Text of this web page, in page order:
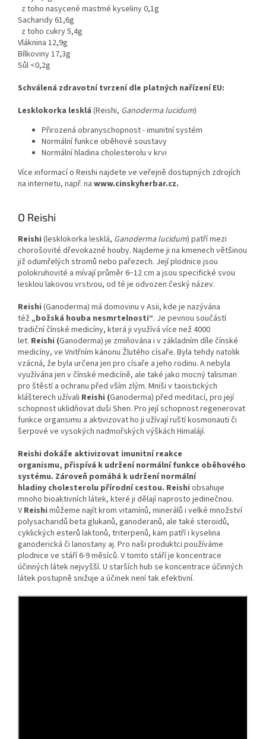
z toho nasycené mastmé kyseliny 0,1g
Sacharidy 61,6g
z toho cukry 5,4g
Vláknina 12,9g
Bílkoviny 17,3g
Sůl <0,2g
Schválená zdravotní tvrzení dle platných nařízení EU:
Lesklokorka lesklá (Reishi, Ganoderma lucidum)
Přirozená obranyschopnost - imunitní systém
Normální funkce oběhové soustavy
Normální hladina cholesterolu v krvi
Více informací o Reishi najdete ve veřejně dostupných zdrojích
na internetu, např. na www.cinskyherbar.cz.
O Reishi
Reishi (lesklokorka lesklá, Ganoderma lucidum) patří mezi
chorošovité dřevokazné houby. Najdeme ji na kmenech většinou
již odumřelých stromů nebo pařezech. Její plodnice jsou
polokruhovité a mívají průměr 6−12 cm a jsou specifické svou
lesklou lakovou vrstvou, od té je odvozen český název.
Reishi (Ganoderma) má domovinu v Asii, kde je nazývána
též „božská houba nesmrtelnosti“. Je pevnou součástí
tradiční čínské medicíny, která ji využívá více než 4000
let. Reishi (Ganoderma) je zmiňována i v základním díle čínské
medicíny, ve Vnitřním kánonu Žlutého císaře. Byla tehdy natolik
vzácná, že byla určena jen pro císaře a jeho rodinu. A nebyla
využívána jen v čínské medicíně, ale také jako mocný talisman
pro štěstí a ochranu před vším zlým. Mniši v taoistických
klášterech užívali Reishi (Ganoderma) před meditací, pro její
schopnost uklidňovat duši Shen. Pro její schopnost regenerovat
funkce organsimu a aktivizovat ho ji užívají ruští kosmonauti či
šerpové ve vysokých nadmořských výškách Himalájí.
Reishi dokáže aktivizovat imunitní reakce
organismu, přispívá k udržení normálnífunkce oběhového
systému. Zároveň pomáhá k udržení normální
hladiny cholesterolu přírodní cestou. Reishi obsahuje
mnoho bioaktivních látek, které ji dělají naprosto jedinečnou.
V Reishi můžeme najít krom vitamínů, minerálů i velké množství
polysacharidů beta glukanů, ganoderanů, ale také steroidů,
cyklických esterů laktonů, triterpenů, kam patří i kyselina
ganoderická či lanostany aj. Pro naši produktci používáme
plodnice ve stáří 6-9 měsíců. V tomto stáří je koncentrace
účinných látek nejvyšší. U starších hub se koncentrace účinných
látek postupně snižuje a účinek není tak efektivní.